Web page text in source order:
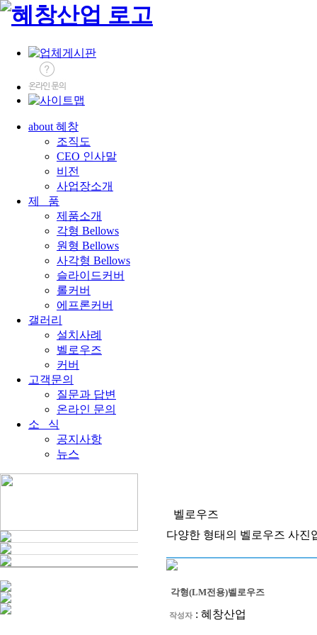
about 혜창
조직도
CEO 인사말
비전
사업장소개
제 품
제품소개
각형 Bellows
원형 Bellows
사각형 Bellows
슬라이드커버
롤커버
에프론커버
갤러리
설치사례
벨로우즈
커버
고객문의
질문과 답변
온라인 문의
소 식
공지사항
뉴스
벨로우즈
다양한 형태의 벨로우즈 사진
각형(LM전용)벨로우즈
작성자 : 혜창산업